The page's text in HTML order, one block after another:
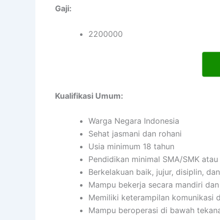
Gaji:
2200000
Kualifikasi Umum:
Warga Negara Indonesia
Sehat jasmani dan rohani
Usia minimum 18 tahun
Pendidikan minimal SMA/SMK
Berkelakuan baik, jujur, disiplin,
Mampu bekerja secara mandiri
Memiliki keterampilan komunikasi
Mampu beroperasi di bawah